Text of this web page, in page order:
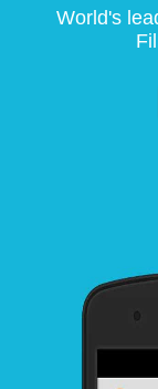
World's